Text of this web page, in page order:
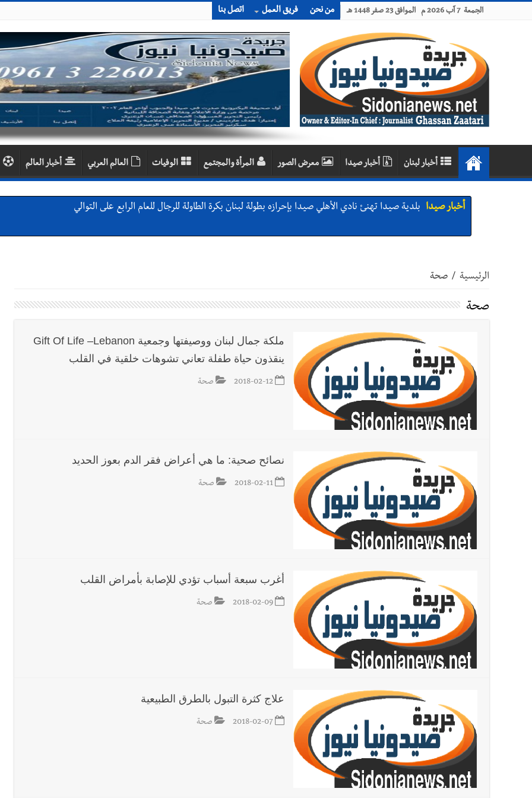
الجمعة 7 آب 2026 م الموافق 23 صفر 1448 هـ من نحن فريق العمل اتصل بنا
أخبار لبنان أخبار صيدا معرض الصور المرأة والمجتمع الوفيات العالم العربي أخبار العالم
أخبار صيدا بلدية صيدا تهنئ نادي الأهلي صيدا بإحرازه بطولة لبنان بكرة الطاولة للرجال للعام الرابع على التوالي
أخبار لبنان بالصور : قائد الجيش اللبناني العماد رودولف هيكل شدد خلال استقباله قائد القوة المشتركة الألمانية اللواء Alexander Sollfrank على ضرورة تعزيز التعاون بين الجيشَين
أخبار لبنان الطقس غدا صيفي معتاد والحرارة ضمن معدلاتها الموسمية
أخبار لبنان راتب النائب من 3 آلاف إلى 5 آلاف دولار شهرياً... فكيف أقرّت الزيادة؟
أخبار لبنان مواجهة مؤجّلة لنزاع طويل
تستمر هذه المعاناة التي تمزق القلوب والضمائر؟
الرئيسية / صحة
صحة
ملكة جمال لبنان ووصيفتها وجمعية Gift Of Life –Lebanon
ينقذون حياة طفلة تعاني تشوهات خلقية في القلب
2018-02-12 صحة
نصائح صحية: ما هي أعراض فقر الدم بعوز الحديد
2018-02-11 صحة
أغرب سبعة أسباب تؤدي للإصابة بأمراض القلب
2018-02-09 صحة
علاج كثرة التبول بالطرق الطبيعية
2018-02-07 صحة